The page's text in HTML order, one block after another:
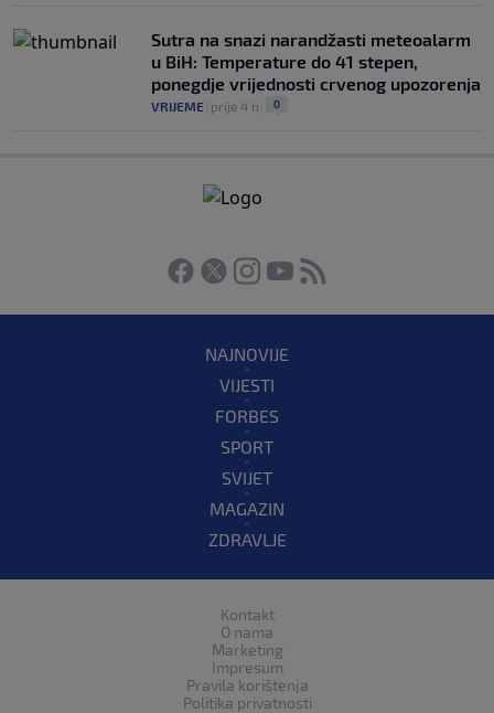
Sutra na snazi narandžasti meteoalarm
u BiH: Temperature do 41 stepen,
ponegdje vrijednosti crvenog upozorenja
VRIJEME prije 4 h 0
NAJNOVIJE
VIJESTI
FORBES
SPORT
SVIJET
MAGAZIN
ZDRAVLJE
Kontakt
O nama
Marketing
Impresum
Pravila korištenja
Politika privatnosti